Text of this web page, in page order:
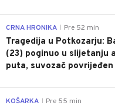
CRNA HRONIKA Pre 52 min
Tragedija u Potkozarju:
(23) poginuo u slijetanju
puta, suvozač povrijeđen
KOŠARKA Pre 55 min